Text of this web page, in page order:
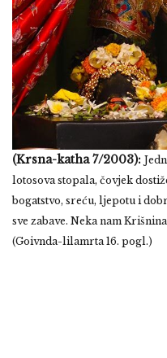
(Krsna-katha 7/2003):
lotosova stopala, čovjek
bogatstvo, sreću, ljepotu i
sve zabave. Neka nam
(Goivnda-lilamrta 16. pogl.)